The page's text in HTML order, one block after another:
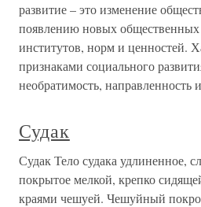
развитие – это изменение
появлению новых
институтов, норм и ценностей.
признаками социального
необратимость, направленность и
Судак
Судак Тело судака удлиненное,
покрытое мелкой, крепко
краями чешуей. Чешуйный